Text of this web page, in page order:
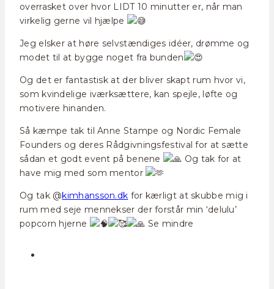
overrasket over hvor LIDT 10 minutter er, når man
virkelig gerne vil hjælpe
Jeg elsker at høre selvstændiges idéer, drømme og
modet til at bygge noget fra bunden
Og det er fantastisk at der bliver skapt rum hvor vi,
som kvindelige iværksættere, kan spejle, løfte og
motivere hinanden.
Så kæmpe tak til Anne Stampe og Nordic Female
Founders og deres Rådgivningsfestival for at sætte
sådan et godt event på benene
Og tak for at
have mig med som mentor
Og tak @kimhansson.dk for kærligt at skubbe mig i
rum med seje mennekser der forstår min ‘delulu’
popcorn hjerne
Se mindre